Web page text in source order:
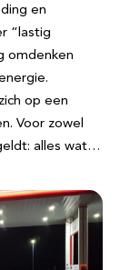
en
“lastig
omdenken
op een
Voor zowel
alles wat…